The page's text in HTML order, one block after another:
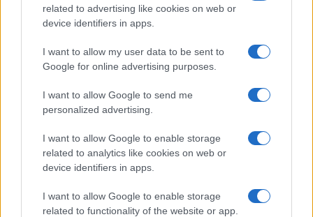
related to advertising like cookies on web or
device identifiers in apps.
I want to allow my user data to be sent to
Google for online advertising purposes.
I want to allow Google to send me
personalized advertising.
I want to allow Google to enable storage
related to analytics like cookies on web or
device identifiers in apps.
I want to allow Google to enable storage
related to functionality of the website or app.
„Az adminisztráció évei alatt Pence
titokzatos módon teljesen távol tudott
maradni a kabinet körüli drámáktól, amik
teljesen megmérgezték Trump fehér házát.
Mikor Trump kinevezte a koronavírus operatív
törzs élére a koffeinmentes személyisége újra
előkerült, és több hivatalnok dicsérte, amiért
konszenzusos megoldást keres, mások